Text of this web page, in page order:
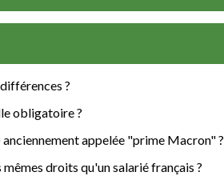
?
obligatoire ?
appelée "prime Macron" ?
droits qu'un salarié français ?